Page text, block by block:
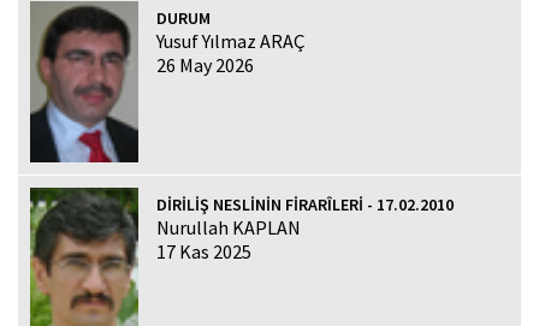
DURUM
Yusuf Yılmaz ARAÇ
26 May 2026
DİRİLİŞ NESLİNİN FİRARÎLERİ - 17.02.2010
Nurullah KAPLAN
17 Kas 2025